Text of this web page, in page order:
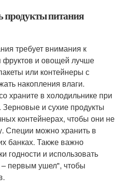
продукты питания
требует внимания к
фруктов и овощей лучше
или контейнеры с
накопления влаги.
храните в холодильнике при
и сухие продукты
контейнерах, чтобы они не
Специи можно хранить в
банках. Также важно
годности и использовать
первым ушел", чтобы